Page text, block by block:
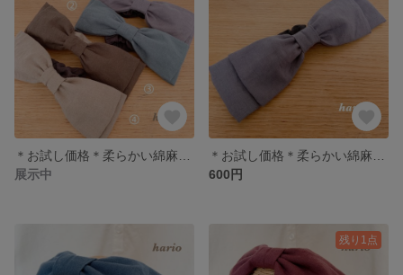
展示中
600円
残り1点